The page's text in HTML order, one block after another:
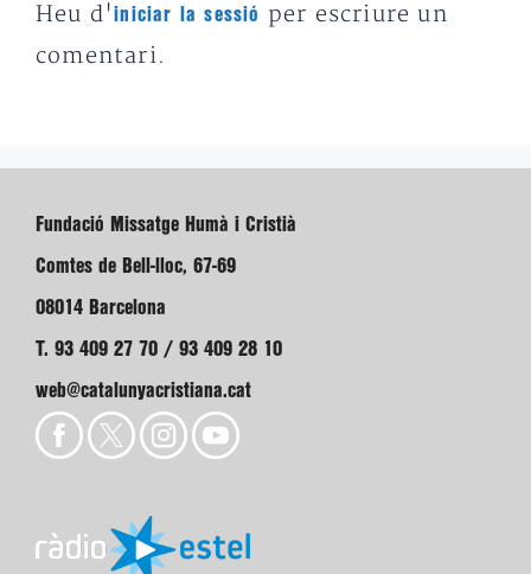
Heu d'iniciar la sessió
per escriure un
comentari.
Fundació Missatge Humà i Cristià
Comtes de Bell-lloc, 67-69
08014 Barcelona
T. 93 409 27 70 / 93 409 28 10
web@catalunyacristiana.cat